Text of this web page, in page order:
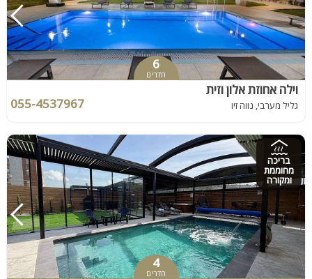
6
חדרים
וילה אחוזת אלון וזית
גליל מערבי, נווה זיו 055-4537967
בריכה
מחוממת
ומקורה
4
חדרים